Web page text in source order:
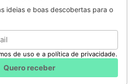
ideias e boas descobertas para o
de uso e a política de privacidade.
Quero receber